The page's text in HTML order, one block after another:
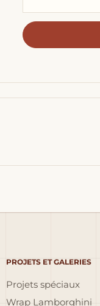
PROJETS ET GALERIES
Projets spéciaux
Wrap Lamborghini